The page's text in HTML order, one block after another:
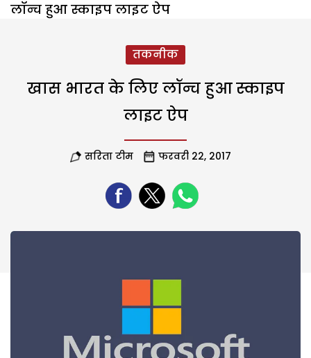
लॉन्च हुआ स्काइप लाइट ऐप
तकनीक
खास भारत के लिए लॉन्च हुआ स्काइप
लाइट ऐप
सरिता टीम फरवरी 22, 2017